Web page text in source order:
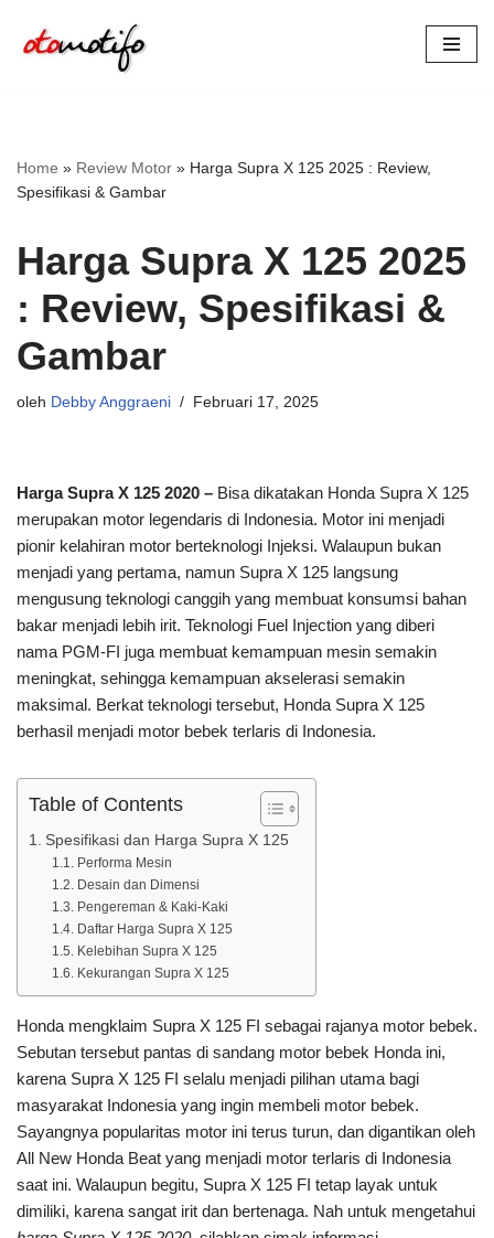
Lompat
Home » Review Motor » Harga Supra X 125 2025 : Review,
Spesifikasi & Gambar
Harga Supra X 125 2025
: Review, Spesifikasi &
Gambar
oleh Debby Anggraeni Februari 17, 2025
Harga Supra X 125 2020 – Bisa dikatakan Honda Supra X 125
merupakan motor legendaris di Indonesia. Motor ini menjadi
pionir kelahiran motor berteknologi Injeksi. Walaupun bukan
menjadi yang pertama, namun Supra X 125 langsung
mengusung teknologi canggih yang membuat konsumsi bahan
bakar menjadi lebih irit. Teknologi Fuel Injection yang diberi
nama PGM-FI juga membuat kemampuan mesin semakin
meningkat, sehingga kemampuan akselerasi semakin
maksimal. Berkat teknologi tersebut, Honda Supra X 125
berhasil menjadi motor bebek terlaris di Indonesia.
Table of Contents
Spesifikasi dan Harga Supra X 125
Performa Mesin
Desain dan Dimensi
Pengereman & Kaki-Kaki
Daftar Harga Supra X 125
Kelebihan Supra X 125
Kekurangan Supra X 125
Honda mengklaim Supra X 125 FI sebagai rajanya motor bebek.
Sebutan tersebut pantas di sandang motor bebek Honda ini,
karena Supra X 125 FI selalu menjadi pilihan utama bagi
masyarakat Indonesia yang ingin membeli motor bebek.
Sayangnya popularitas motor ini terus turun, dan digantikan oleh
All New Honda Beat yang menjadi motor terlaris di Indonesia
saat ini. Walaupun begitu, Supra X 125 FI tetap layak untuk
dimiliki, karena sangat irit dan bertenaga. Nah untuk mengetahui